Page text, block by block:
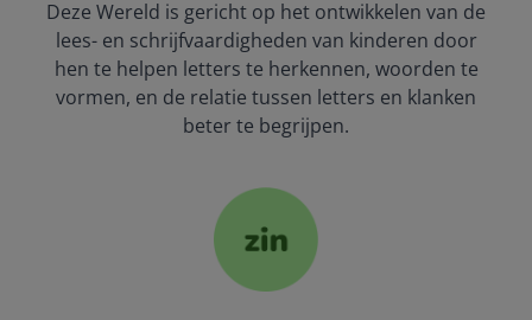
Deze Wereld is gericht op het ontwikkelen van de
lees- en schrijfvaardigheden van kinderen door
hen te helpen letters te herkennen, woorden te
vormen, en de relatie tussen letters en klanken
beter te begrijpen.